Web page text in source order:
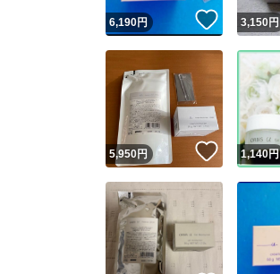
6,190円 いいね！
3,150円
5,950円 いいね！
1,140円